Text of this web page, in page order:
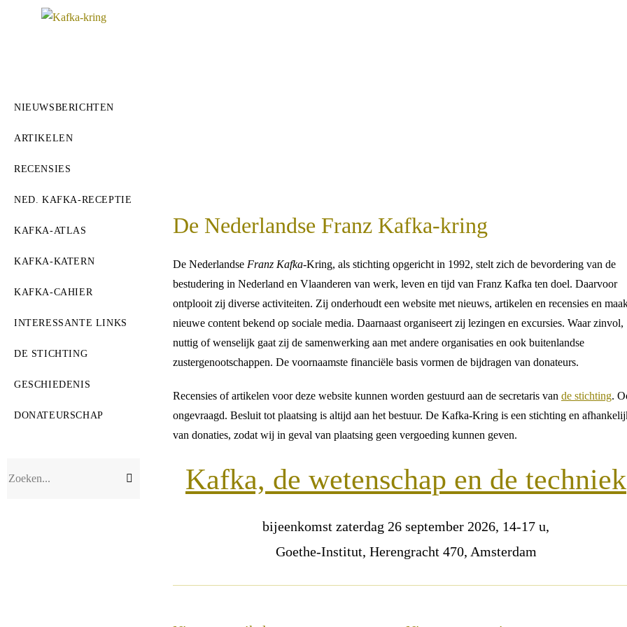
NIEUWSBERICHTEN
ARTIKELEN
RECENSIES
NED. KAFKA-RECEPTIE
KAFKA-ATLAS
KAFKA-KATERN
KAFKA-CAHIER
INTERESSANTE LINKS
DE STICHTING
GESCHIEDENIS
DONATEURSCHAP
Zoeken...
De Nederlandse Franz Kafka-kring
De Nederlandse Franz Kafka-Kring, als stichting opgericht in 1992, stelt zich de bevordering van de
bestudering in Nederland en Vlaanderen van werk, leven en tijd van Franz Kafka ten doel. Daarvoor
ontplooit zij diverse activiteiten. Zij onderhoudt een website met nieuws, artikelen en recensies en
nieuwe content bekend op sociale media. Daarnaast organiseert zij lezingen en excursies. Waar zinvol,
nuttig of wenselijk gaat zij de samenwerking aan met andere organisaties en ook buitenlandse
zustergenootschappen. De voornaamste financiële basis vormen de bijdragen van donateurs.
Recensies of artikelen voor deze website kunnen worden gestuurd aan de secretaris van de stichting.
ongevraagd. Besluit tot plaatsing is altijd aan het bestuur. De Kafka-Kring is een stichting en
van donaties, zodat wij in geval van plaatsing geen vergoeding kunnen geven.
Kafka, de wetenschap en de techniek
bijeenkomst zaterdag 26 september 2026, 14-17 u,
Goethe-Institut, Herengracht 470, Amsterdam